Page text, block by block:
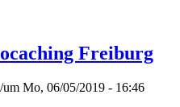
Freiburg
Mo, 06/05/2019 - 16:46